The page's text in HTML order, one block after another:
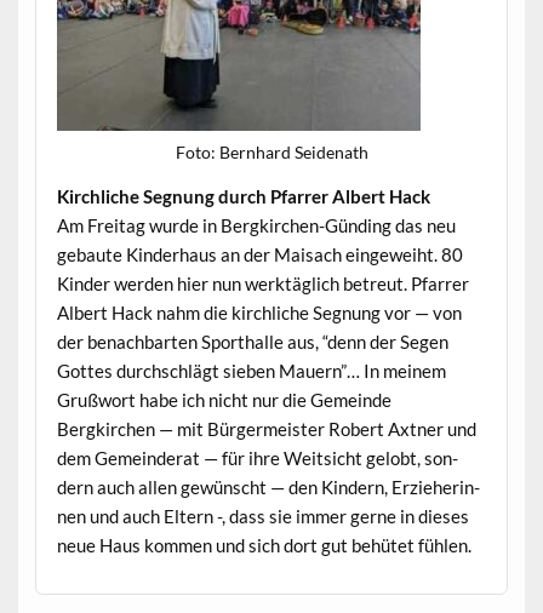
Foto: Bern­hard Seidenath
Kirch­liche Seg­nung durch Pfar­rer Albert Hack
Am Fre­itag wurde in Bergkirchen-Günd­ing das neu
gebaute Kinder­haus an der Maisach eingewei­ht. 80
Kinder wer­den hier nun werk­täglich betreut. Pfar­rer
Albert Hack nahm die kirch­liche Seg­nung vor — von
der benach­barten Sporthalle aus, “denn der Segen
Gottes durch­schlägt sieben Mauern”… In meinem
Gruß­wort habe ich nicht nur die Gemeinde
Bergkirchen — mit Bürg­er­meis­ter Robert Axtner und
dem Gemein­der­at — für ihre Weit­sicht gelobt, son­
dern auch allen gewün­scht — den Kindern, Erzieherin­
nen und auch Eltern -, dass sie immer gerne in dieses
neue Haus kom­men und sich dort gut behütet fühlen.